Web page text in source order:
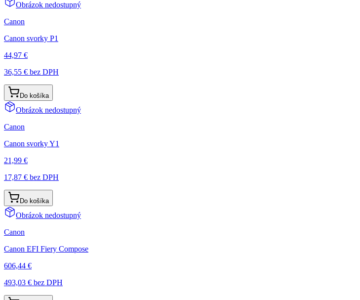
Obrázok nedostupný
Canon
Canon svorky P1
44,97 €
36,55 € bez DPH
Do košíka
Obrázok nedostupný
Canon
Canon svorky Y1
21,99 €
17,87 € bez DPH
Do košíka
Obrázok nedostupný
Canon
Canon EFI Fiery Compose
606,44 €
493,03 € bez DPH